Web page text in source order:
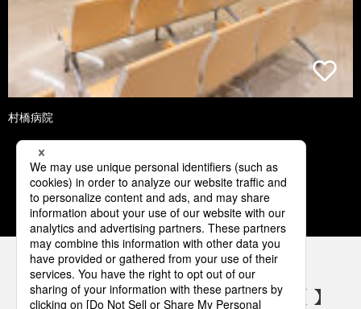
村橋病院
1 2 3 4 5
パナソニックの電気設備 SNSアカウント